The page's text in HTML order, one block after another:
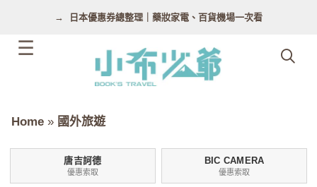
日本優惠券總整理｜藥妝家電、百貨機場一次看
Home » 國外旅遊
唐吉訶德
優惠索取
BIC CAMERA
優惠索取